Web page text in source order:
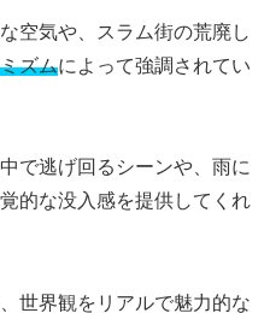
空気や、スラム街の荒廃し
ズムによって強調されてい
で逃げ回るシーンや、雨に
的な没入感を提供してくれ
世界観をリアルで魅力的な